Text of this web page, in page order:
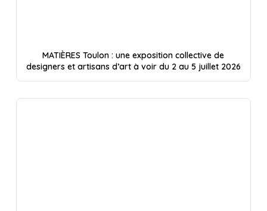
MATIÈRES Toulon : une exposition collective de
designers et artisans d’art à voir du 2 au 5 juillet 2026